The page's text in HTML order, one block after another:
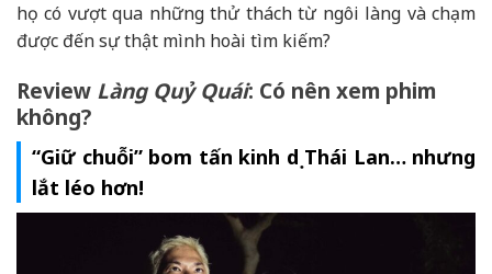
họ có vượt qua những thử thách từ ngôi làng và chạm
được đến sự thật mình hoài tìm kiếm?
Review Làng Quỷ Quái: Có nên xem phim
không?
“Giữ chuỗi” bom tấn kinh dị Thái Lan… nhưng
lắt léo hơn!